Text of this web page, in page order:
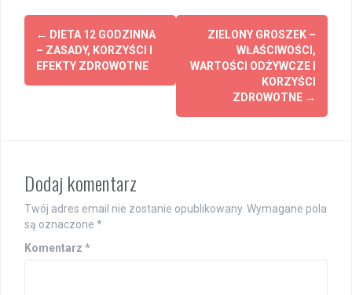
Post
navigation
← DIETA 12 GODZINNA
– ZASADY, KORZYŚCI I
EFEKTY ZDROWOTNE
ZIELONY GROSZEK –
WŁAŚCIWOŚCI,
WARTOŚCI ODŻYWCZE I
KORZYŚCI
ZDROWOTNE →
Dodaj komentarz
Twój adres email nie zostanie opublikowany. Wymagane pola
są oznaczone *
Komentarz *